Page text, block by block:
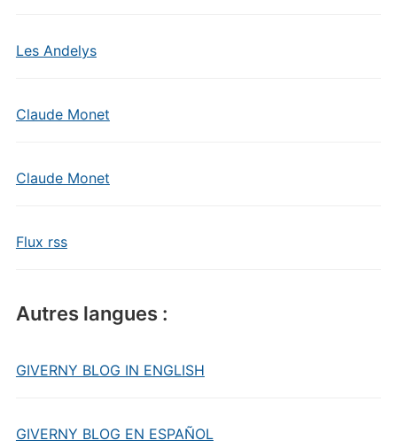
Les Andelys
Claude Monet
Claude Monet
Flux rss
Autres langues :
GIVERNY BLOG IN ENGLISH
GIVERNY BLOG EN ESPAÑOL